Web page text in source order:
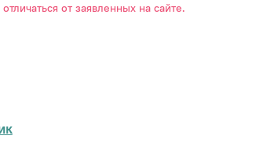
от заявленных на сайте.